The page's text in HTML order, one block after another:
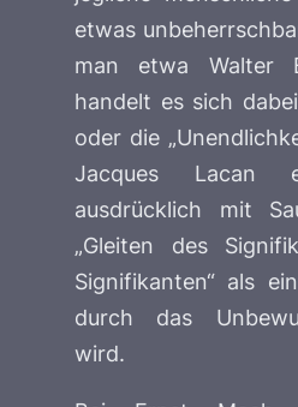
etwas
man etwa Walter
handelt es sich
oder die
Jacques Lacan
ausdrücklich mit
„Gleiten des
Signifikanten“ als
durch das
wird.